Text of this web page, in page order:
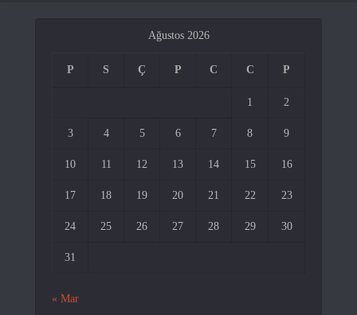
Ağustos 2026
P S Ç P C C P
1 2
3 4 5 6 7 8 9
10 11 12 13 14 15 16
17 18 19 20 21 22 23
24 25 26 27 28 29 30
31
« Mar